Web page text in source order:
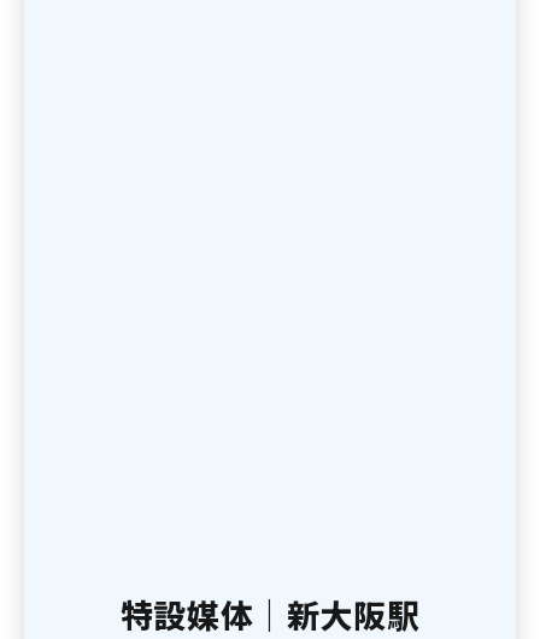
特設媒体｜新大阪駅